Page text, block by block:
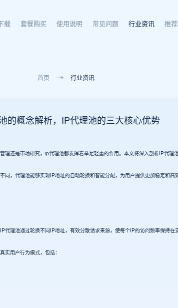
载 套餐购买 使用说明 常见问题 行业资讯 推
首页 行业资讯
的概念解析，IP代理池的三大核心优势
还是市场研究，ip代理池都发挥着举足轻重的作用。本文将深入剖析IP代
，代理池能够实现IP地址的自动轮换和智能分配，为用户提供更加稳定和
理池通过轮换不同IP地址，有效分散请求来源，使每个IP的访问频率保持在
实用户行为模式，包括：